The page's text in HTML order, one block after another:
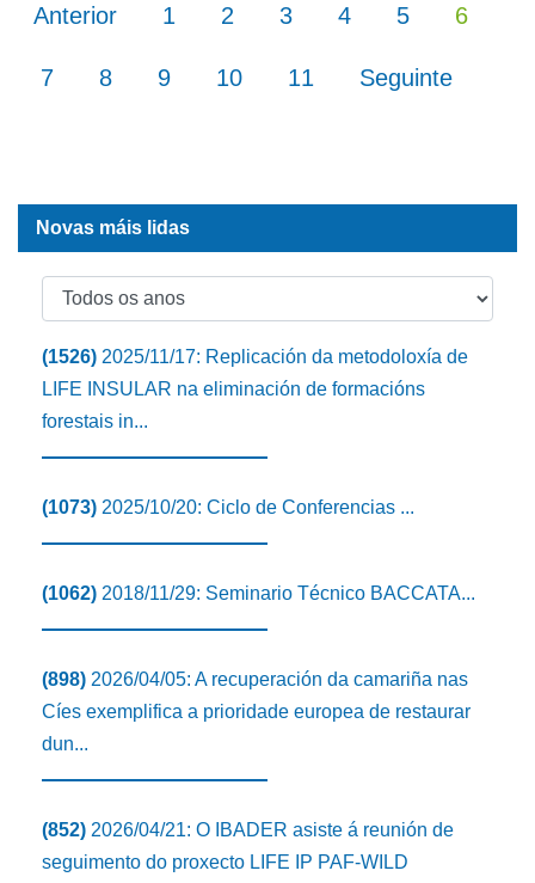
Anterior 1 (current)
2 (current)
3(current)
4(current)
5(current)
6
7(current)
8(current)
9(current)
10(current)
11 (current)
Seguinte
Novas máis lidas
(1526) 2025/11/17: Replicación da metodoloxía de
LIFE INSULAR na eliminación de formacións
forestais in...
(1073) 2025/10/20: Ciclo de Conferencias ...
(1062) 2018/11/29: Seminario Técnico BACCATA...
(898) 2026/04/05: A recuperación da camariña nas
Cíes exemplifica a prioridade europea de restaurar
dun...
(852) 2026/04/21: O IBADER asiste á reunión de
seguimento do proxecto LIFE IP PAF-WILD